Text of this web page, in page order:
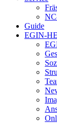
Guide
EGIN-